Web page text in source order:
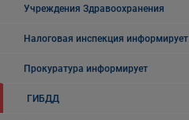
Учреждения Здравоохранения
Налоговая инспекция информирует
Прокуратура информирует
ГИБДД